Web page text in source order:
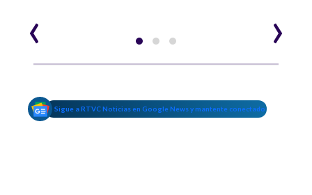
‹ ›
Sigue a RTVC Noticias en Google News y mantente conectado